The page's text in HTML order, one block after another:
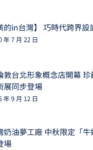
的in台灣】 巧時代跨界
年 7 月 22 日
敦台北形象概念店開幕
展同步登場
年 9 月 12 日
奶油夢工廠 中秋限定「
場